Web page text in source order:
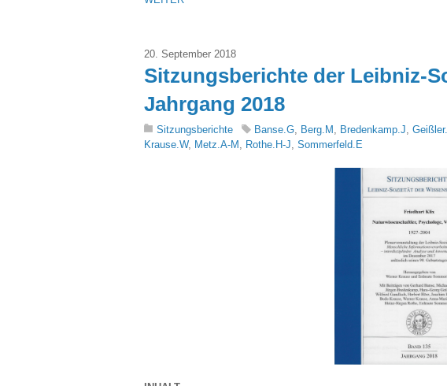
20. September 2018
Sitzungsberichte der Leibniz-
Jahrgang 2018
Sitzungsberichte Banse.G, Berg.M , Bredenkamp.J,
Krause.W, Metz.A-M , Rothe.H-J, Sommerfeld.E